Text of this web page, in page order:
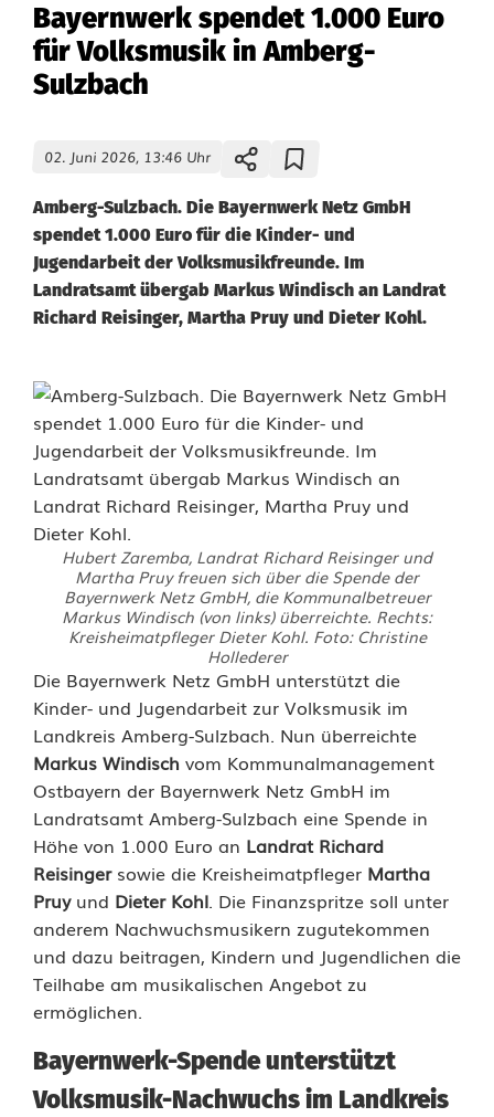
Bayernwerk spendet 1.000 Euro
für Volksmusik in Amberg-
Sulzbach
02. Juni 2026, 13:46 Uhr
Amberg-Sulzbach. Die Bayernwerk Netz GmbH
spendet 1.000 Euro für die Kinder- und
Jugendarbeit der Volksmusikfreunde. Im
Landratsamt übergab Markus Windisch an Landrat
Richard Reisinger, Martha Pruy und Dieter Kohl.
Hubert Zaremba, Landrat Richard Reisinger und
Martha Pruy freuen sich über die Spende der
Bayernwerk Netz GmbH, die Kommunalbetreuer
Markus Windisch (von links) überreichte. Rechts:
Kreisheimatpfleger Dieter Kohl. Foto: Christine
Hollederer
B
a
y
e
r
n
w
e
r
k
s
Die Bayernwerk Netz GmbH unterstützt die
Kinder- und Jugendarbeit zur Volksmusik im
Landkreis Amberg-Sulzbach. Nun überreichte
Markus Windisch vom Kommunalmanagement
Ostbayern der Bayernwerk Netz GmbH im
Landratsamt Amberg-Sulzbach eine Spende in
Höhe von 1.000 Euro an Landrat Richard
Reisingersowie die Kreisheimatpfleger Martha
Pruyund Dieter Kohl. Die Finanzspritze soll unter
anderem Nachwuchsmusikern zugutekommen
und dazu beitragen, Kindern und Jugendlichen die
Teilhabe am musikalischen Angebot zu
ermöglichen.
Bayernwerk-Spende unterstützt
Volksmusik-Nachwuchs im Landkreis